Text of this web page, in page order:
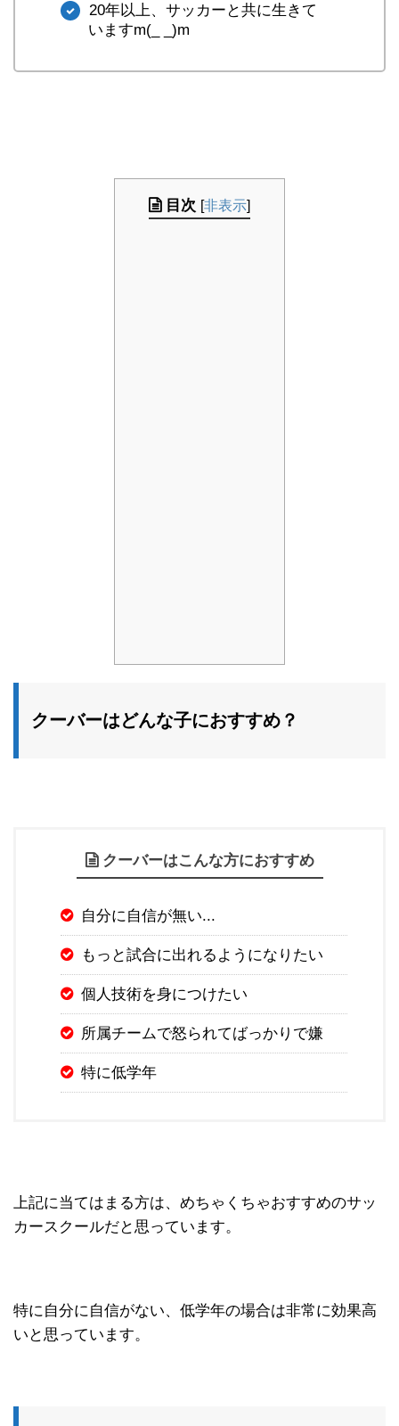
20年以上、サッカーと共に生きて
いますm(_ _)m
目次 [非表示]
クーバーはどんな子におすすめ？
クーバーはこんな方におすすめ
自分に自信が無い...
もっと試合に出れるようになりたい
個人技術を身につけたい
所属チームで怒られてばっかりで嫌
特に低学年
上記に当てはまる方は、めちゃくちゃおすすめのサッ
カースクールだと思っています。
特に自分に自信がない、低学年の場合は非常に効果高
いと思っています。